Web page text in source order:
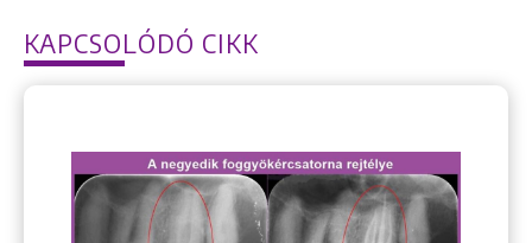
KAPCSOLÓDÓ CIKK